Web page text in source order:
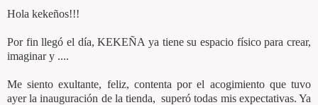
Hola kekeños!!!
Por fin llegó el día, KEKEÑA ya tiene su espacio físico para crear,
imaginar y ....
Me siento exultante, feliz, contenta por el acogimiento que tuvo
ayer la inauguración de la tienda, superó todas mis expectativas. Ya